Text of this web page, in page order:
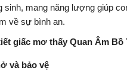
sinh, mang năng lượng giúp
về sự bình an.
giấc mơ thấy Quan Âm Bồ
và bảo vệ